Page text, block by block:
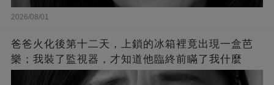
2026/08/01
爸爸火化後第十二天，上鎖的冰箱裡竟出現一盒芭
樂；我裝了監視器，才知道他臨終前瞞了我什麼